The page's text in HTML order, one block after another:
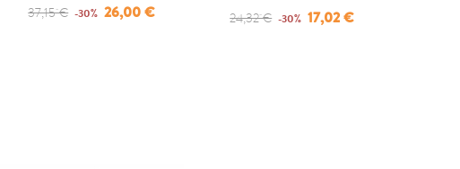
Regular
37,15 € -30% Precio
26,00 €
Regular
24,32 € -30% Precio
17,02 €